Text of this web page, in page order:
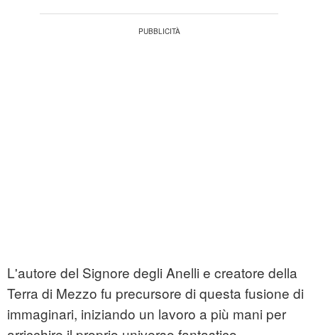
L'autore del Signore degli Anelli e creatore della
Terra di Mezzo fu precursore di questa fusione di
immaginari, iniziando un lavoro a più mani per